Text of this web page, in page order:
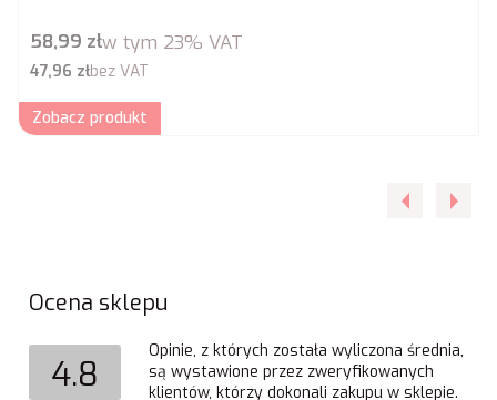
Cena brutto
58,99 złw tym 23% VAT
Cena netto
47,96 złbez VAT
Zobacz produkt
Ocena sklepu
4.8
Opinie, z których została wyliczona średnia,
są wystawione przez zweryfikowanych
klientów, którzy dokonali zakupu w sklepie.